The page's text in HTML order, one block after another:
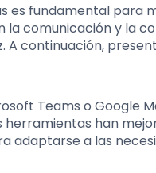
es fundamental para
comunicación y la
continuación,
Teams o Google
herramientas han
adaptarse a las